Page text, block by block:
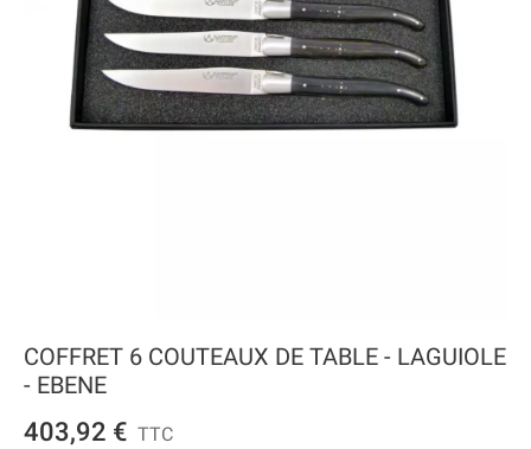
COFFRET 6 COUTEAUX DE TABLE - LAGUIOLE
- EBENE
403,92 € TTC